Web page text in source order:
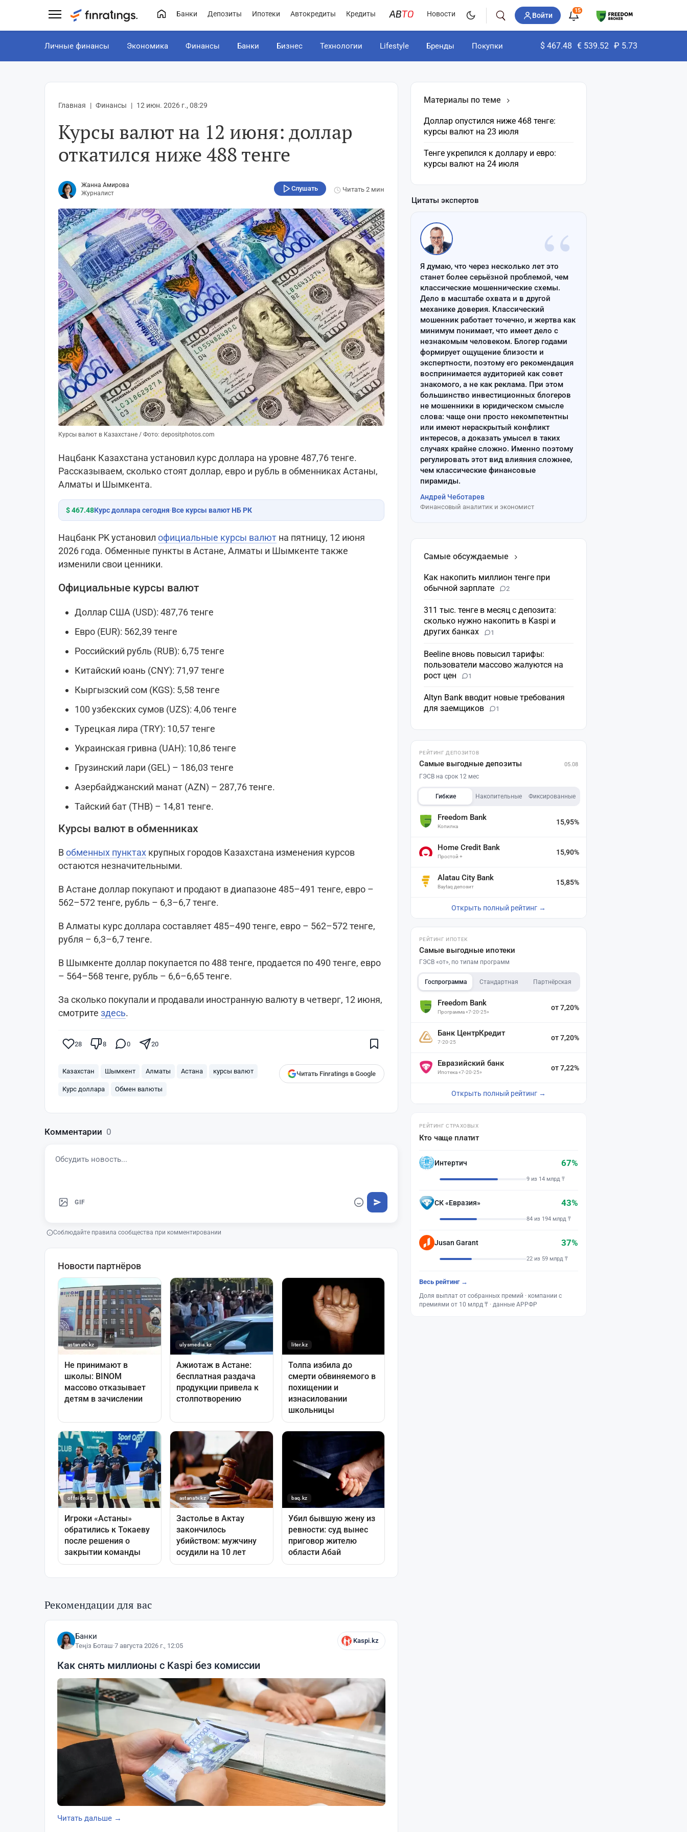
Банки Депозиты Ипотеки Автокредиты Кредиты Новости Войти
15
Личные финансы Экономика Финансы Банки Бизнес Технологии Lifestyle Бренды Покупки $ 467.48 € 539.52 ₽ 5.73
Главная Финансы 12 июн. 2026 г., 08:29
Курсы валют на 12 июня: доллар
откатился ниже 488 тенге
Жанна Амирова
Журналист
Слушать Читать2 мин
Курсы валют в Казахстане / Фото: depositphotos.com
Нацбанк Казахстана установил курс доллара на уровне 487,76 тенге.
Рассказываем, сколько стоят доллар, евро и рубль в обменниках Астаны,
Алматы и Шымкента.
$ 467.48Курс доллара сегодня·Все курсы валют НБ РК
Нацбанк РK установил официальные курсы валют на пятницу, 12 июня
2026 года. Обменные пункты в Астане, Алматы и Шымкенте также
изменили свои ценники.
Официальные курсы валют
Доллар США (USD): 487,76 тенге
Евро (EUR): 562,39 тенге
Российский рубль (RUB): 6,75 тенге
Китайский юань (CNY): 71,97 тенге
Кыргызский сом (KGS): 5,58 тенге
100 узбекских сумов (UZS): 4,06 тенге
Турецкая лира (TRY): 10,57 тенге
Украинская гривна (UAH): 10,86 тенге
Грузинский лари (GEL) – 186,03 тенге
Азербайджанский манат (AZN) – 287,76 тенге.
Тайский бат (THB) – 14,81 тенге.
Курсы валют в обменниках
Вобменных пунктах крупных городов Казахстана изменения курсов
остаются незначительными.
В Астане доллар покупают и продают в диапазоне 485–491 тенге, евро –
562–572 тенге, рубль – 6,3–6,7 тенге.
В Алматы курс доллара составляет 485–490 тенге, евро – 562–572 тенге,
рубля – 6,3–6,7 тенге.
В Шымкенте доллар покупается по 488 тенге, продается по 490 тенге, евро
– 564–568 тенге, рубль – 6,6–6,65 тенге.
За сколько покупали и продавали иностранную валюту в четверг, 12 июня,
смотрите здесь.
28 8 0 20
Казахстан Шымкент Алматы Астана курсы валют
Курс доллара Обмен валюты
Читать Finratings в Google
Комментарии 0
GIF
Соблюдайте правила сообщества при комментировании
Рекомендации для вас
Банки
Теңіз Боташ·7 августа 2026 г., 12:05
Kaspi.kz
Как снять миллионы с Kaspi без комиссии
Читать дальше →
Материалы по теме
Доллар опустился ниже 468 тенге:
курсы валют на 23 июля
Тенге укрепился к доллару и евро:
курсы валют на 24 июля
Цитаты экспертов
“
Я думаю, что через несколько лет это
станет более серьёзной проблемой, чем
классические мошеннические схемы.
Дело в масштабе охвата и в другой
механике доверия. Классический
мошенник работает точечно, и жертва как
минимум понимает, что имеет дело с
незнакомым человеком. Блогер годами
формирует ощущение близости и
экспертности, поэтому его рекомендация
воспринимается аудиторией как совет
знакомого, а не как реклама. При этом
большинство инвестиционных блогеров
не мошенники в юридическом смысле
слова: чаще они просто некомпетентны
или имеют нераскрытый конфликт
интересов, а доказать умысел в таких
случаях крайне сложно. Именно поэтому
регулировать этот вид влияния сложнее,
чем классические финансовые
пирамиды.
Андрей Чеботарев
Финансовый аналитик и экономист
Самые обсуждаемые
Как накопить миллион тенге при
обычной зарплате
2
311 тыс. тенге в месяц с депозита:
сколько нужно накопить в Kaspi и
других банках
1
Beeline вновь повысил тарифы:
пользователи массово жалуются на
рост цен
1
Altyn Bank вводит новые требования
для заемщиков
1
РЕЙТИНГ ДЕПОЗИТОВ
Самые выгодные депозиты 05.08
ГЭСВ на срок 12 мес
Гибкие Накопительные Фиксированные
Freedom Bank
Копилка
15,95%
Home Credit Bank
Простой +
15,90%
Alatau City Bank
Baytaq депозит
15,85%
Открыть полный рейтинг →
РЕЙТИНГ ИПОТЕК
Самые выгодные ипотеки
ГЭСВ «от», по типам программ
Госпрограмма Стандартная Партнёрская
Freedom Bank
Программа «7-20-25»
от 7,20%
Банк ЦентрКредит
7-20-25
от 7,20%
Евразийский банк
Ипотека «7-20-25»
от 7,22%
Открыть полный рейтинг →
РЕЙТИНГ СТРАХОВЫХ
Кто чаще платит
Интертич 67%
9 из 14 млрд ₸
СК «Евразия» 43%
84 из 194 млрд ₸
Jusan Garant 37%
22 из 59 млрд ₸
Весь рейтинг →
Доля выплат от собранных премий · компании с
премиями от 10 млрд ₸ · данные АРРФР